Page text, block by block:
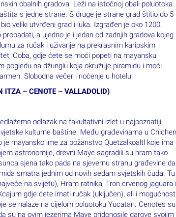
za ručak i uživanje na prekrasnim karipskim
Coba, gdje ćete se moći popeti na mayansku
na džunglu koja okružuje piramidu i moći
Slobodna večer i noćenje u hotelu.
– CENOTE – VALLADOLID)
odlazak na fakultativni izlet u najpoznatiji
kulturne baštine. Među građevinama u Chichen
mayansko ime za božanstvo Quetzalkoaltl koje ima
astronomije, drevni Maye sagradili su hram tako
sjena tako pada na sjevernu stranu građevine da
smatra jednim od novih sedam svjetskih čuda. Tu
na svijetu), Hram ratnika, Tron crvenog jaguara i
gdje ćete imati ručak (uključen), ali i mogućnost
se nalaze na cijelom poluotoku Yucatan. Cenotes su
su na ovim jezerima Maye pridonosile darove svojim
ističu svojom nesvakidašnjom ljepotom te se
Po povratku s izleta zaustavit ćemo se radi kraćeg
vrijeme.